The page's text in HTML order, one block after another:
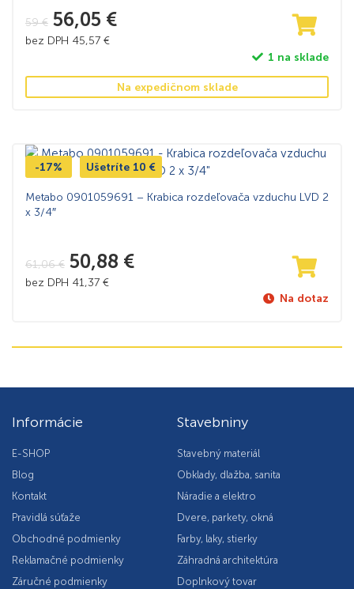
59€ 56,05 €
bez DPH 45,57 €
1 na sklade
Na expedičnom sklade
-17% Ušetríte 10 €
Metabo 0901059691 – Krabica rozdeľovača vzduchu LVD 2
x 3/4″
61,06€ 50,88 €
bez DPH 41,37 €
Na dotaz
Informácie
E-SHOP
Blog
Kontakt
Pravidlá súťaže
Obchodné podmienky
Reklamačné podmienky
Záručné podmienky
Stavebniny
Stavebný materiál
Obklady, dlažba, sanita
Náradie a elektro
Dvere, parkety, okná
Farby, laky, stierky
Záhradná architektúra
Doplnkový tovar